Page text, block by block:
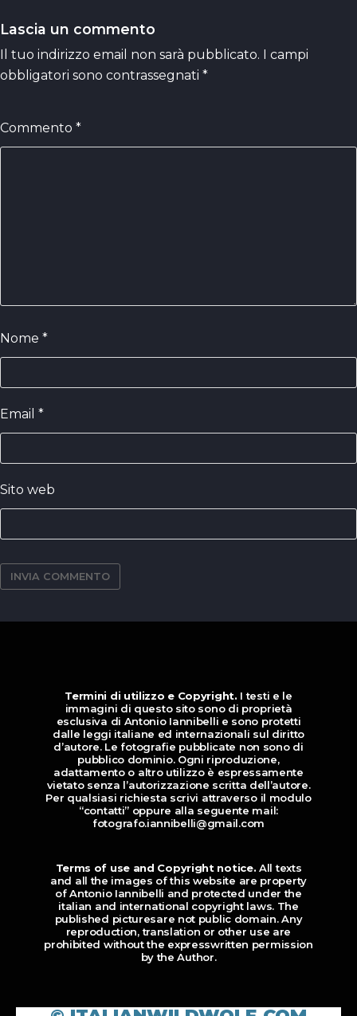
Lascia un commento
Il tuo indirizzo email non sarà pubblicato. I campi
obbligatori sono contrassegnati *
Commento *
Nome *
Email *
Sito web
Termini di utilizzo e Copyright. I testi e le
immagini di questo sito sono di proprietà
esclusiva di Antonio Iannibelli e sono protetti
dalle leggi italiane ed internazionali sul diritto
d’autore. Le fotografie pubblicate non sono di
pubblico dominio. Ogni riproduzione,
adattamento o altro utilizzo è espressamente
vietato senza l’autorizzazione scritta dell’autore.
Per qualsiasi richiesta scrivi attraverso il modulo
“contatti” oppure alla seguente mail:
fotografo.iannibelli@gmail.com
Terms of use and Copyright notice. All texts
and all the images of this website are property
of Antonio Iannibelli and protected under the
italian and international copyright laws. The
published picturesare not public domain. Any
reproduction, translation or other use are
prohibited without the expresswritten permission
by the Author.